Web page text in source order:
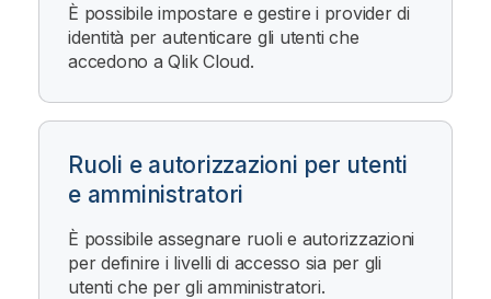
È possibile impostare e gestire i provider di
identità per autenticare gli utenti che
accedono aQlik Cloud.
Ruoli e autorizzazioni per utenti
e amministratori
È possibile assegnare ruoli e autorizzazioni
per definire i livelli di accesso sia per gli
utenti che per gli amministratori.